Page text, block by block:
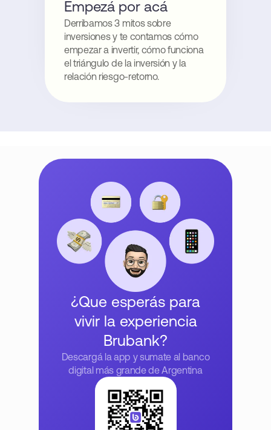
Empezá por acá
Derribamos 3 mitos sobre
inversiones y te contamos cómo
empezar a invertir, cómo funciona
el triángulo de la inversión y la
relación riesgo-retorno.
¿Que esperás para
vivir la experiencia
Brubank?
Descargá la app y sumate al banco
digital más grande de Argentina